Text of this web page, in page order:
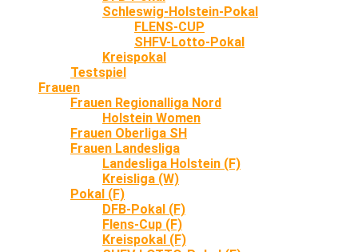
Schleswig-Holstein-Pokal
FLENS-CUP
SHFV-Lotto-Pokal
Kreispokal
Testspiel
Frauen
Frauen Regionalliga Nord
Holstein Women
Frauen Oberliga SH
Frauen Landesliga
Landesliga Holstein (F)
Kreisliga (W)
Pokal (F)
DFB-Pokal (F)
Flens-Cup (F)
Kreispokal (F)